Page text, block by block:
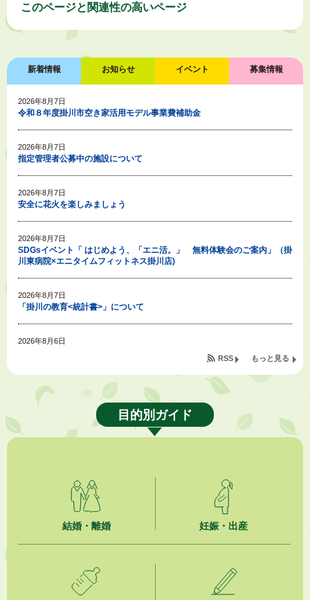
このページと 関連性の高いページ
新着情報 お知らせ イベント 募集情報
2026年8月7日
令和８年度掛川市空き家活用モデル事業費補助金
2026年8月7日
指定管理者公募中の施設について
2026年8月7日
安全に花火を楽しみましょう
2026年8月7日
SDGsイベント「 はじめよう、「エニ活。」 無料体験会のご案内」（掛
川東病院×エニタイムフィットネス掛川店)
2026年8月7日
「掛川の教育<統計書>」について
2026年8月6日
令和８年度公民館等（大東北公民館、大須賀中央公民館）講座のお知らせ
2026年8月6日
熱中症対策「クーリングシェルター」の設置について
2026年8月6日
「お茶を知る・体験する講座」を開催します
2026年8月5日
掛川市広告入り窓口封筒無償提供者募集
もっと見る
RSS
目的別ガイド
結婚・離婚 妊娠・出産